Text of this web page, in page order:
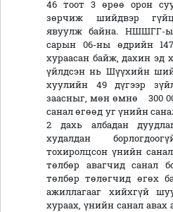
46 тоот 3 өрөө орон
зөрчиж шийдвэр
явуулж байна. НШШГГ-
сарын 06-ны өдрийн
хураасан байж, дахин эд
үйлдсэн нь Шүүхийн
хуулийн 49 дүгээр
заасныг, мөн өмнө 300
санал өгөөд уг үнийн
2 дахь албадан
худалдан
тохиролцсон үнийн
төлбөр авагчид санал
төлбөр төлөгчид өгөх
ажиллагааг хийхгүй
хураах, үнийн санал